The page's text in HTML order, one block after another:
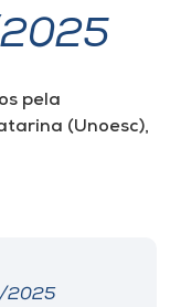
pela
(Unoesc),
2025